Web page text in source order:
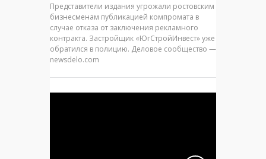
Представители издания угрожали ростовским
бизнесменам публикацией компромата в
случае отказа от заключения рекламного
контракта. Застройщик «ЮгСтройИнвест» уже
обратился в полицию. Деловое сообщество —
newsdelo.com